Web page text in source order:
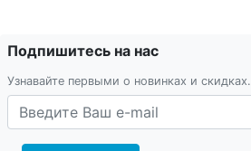
Подпишитесь на нас
Узнавайте первыми о новинках и скидках.